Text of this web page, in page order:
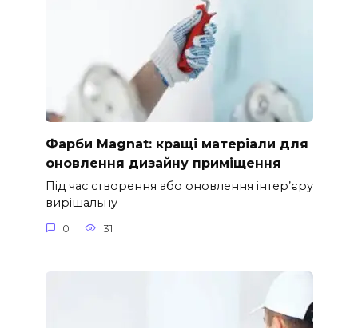
Фарби Magnat: кращі матеріали для
оновлення дизайну приміщення
Під час створення або оновлення інтер’єру
вирішальну
0 31